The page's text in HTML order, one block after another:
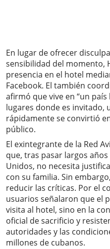
En lugar de ofrecer
sensibilidad del momento,
presencia en el hotel
Facebook. El también
afirmó que vive en “un país
lugares donde es invitado,
rápidamente se convirtió
público.
El exintegrante de la Red
que, tras pasar largos
Unidos, no necesita
con su familia. Sin
reducir las críticas. Por el
usuarios señalaron que el
visita al hotel, sino en la
oficial de sacrificio y
autoridades y las
millones de cubanos.